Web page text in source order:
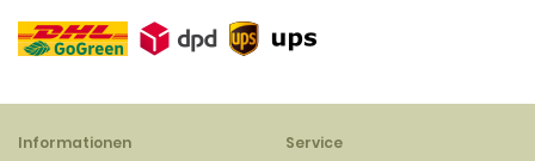
Informationen
Service